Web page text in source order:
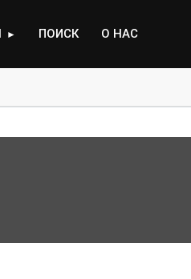
► ПОИСК О НАС
пострадавшим от паводка